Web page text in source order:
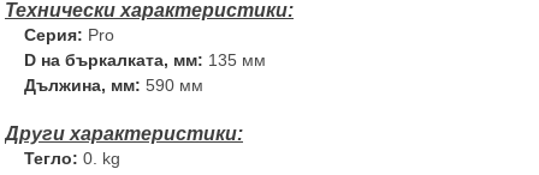
Серия: Pro
D на бъркалката, мм: 135 мм
Дължина, мм: 590 мм
Тегло: 0. kg